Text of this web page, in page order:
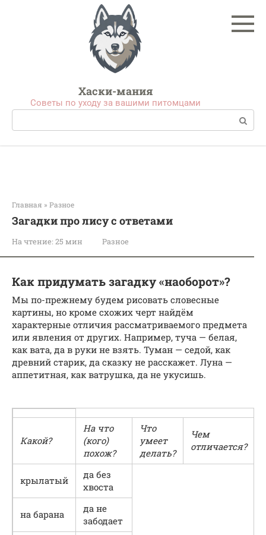
Хаски-мания
Советы по уходу за вашими питомцами
Поиск:
Главная » Разное
Загадки про лису с ответами
На чтение: 25 мин Разное
Как придумать загадку «наоборот»?
Мы по-прежнему будем рисовать словесные
картины, но кроме схожих черт найдём
характерные отличия рассматриваемого предмета
или явления от других. Например, туча — белая,
как вата, да в руки не взять. Туман — седой, как
древний старик, да сказку не расскажет. Луна —
аппетитная, как ватрушка, да не укусишь.
Какой?
На что
(кого)
похож?
Что
умеет
делать?
Чем
отличается?
крылатый
да без
хвоста
на барана
да не
забодает